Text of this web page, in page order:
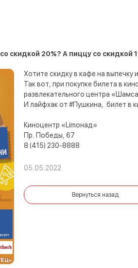
скидкой 20%? А пиццу со скидкой
Хотите скидку в кафе на выпечку
Так вот, при покупке билета в
развлекательного центра
И лайфхак от #Пушкина,
билет в
Киноцентр «Limoнад»
Пр. Победы, 67
8 (415) 230-8888
05.05.2022
Вернуться назад